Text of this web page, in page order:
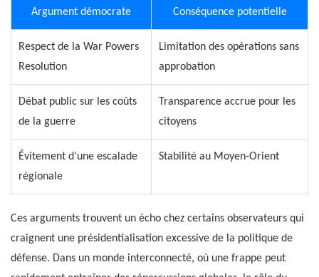
Argument démocrate Conséquence potentielle
Respect de la War Powers
Resolution
Limitation des opérations sans
approbation
Débat public sur les coûts
de la guerre
Transparence accrue pour les
citoyens
Évitement d’une escalade
régionale
Stabilité au Moyen-Orient
Ces arguments trouvent un écho chez certains observateurs qui
craignent une présidentialisation excessive de la politique de
défense. Dans un monde interconnecté, où une frappe peut